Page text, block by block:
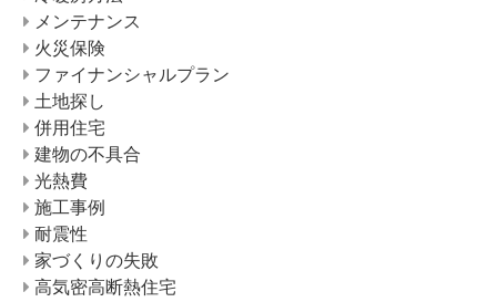
メンテナンス
火災保険
ファイナンシャルプラン
土地探し
併用住宅
建物の不具合
光熱費
施工事例
耐震性
家づくりの失敗
高気密高断熱住宅